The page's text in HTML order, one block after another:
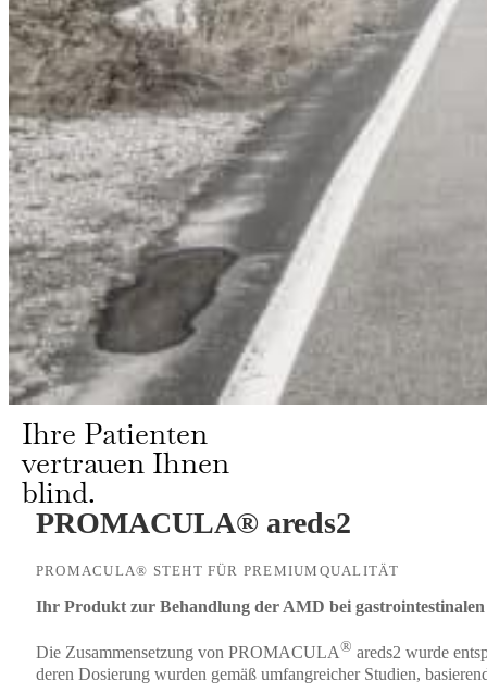
PROMACULA® areds2
PROMACULA® STEHT FÜR PREMIUMQUALITÄT
Ihr Produkt zur Behandlung der AMD bei
Die Zusammensetzung von PROMACULA® areds2 wurde
deren Dosierung wurden gemäß umfangreicher Studien,
Ihre Patienten
vertrauen Ihnen
blind.